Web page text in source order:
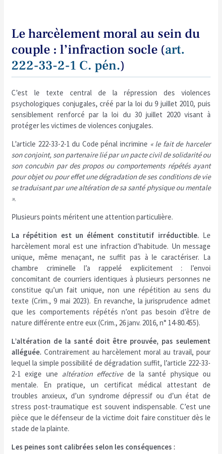
Le harcèlement moral au sein du
couple : l’infraction socle (art.
222-33-2-1 C. pén.)
C’est le texte central de la répression des violences
psychologiques conjugales, créé par la loi du 9 juillet 2010, puis
sensiblement renforcé par la loi du 30 juillet 2020 visant à
protéger les victimes de violences conjugales.
L’article 222-33-2-1 du Code pénal incrimine « le fait de harceler
son conjoint, son partenaire lié par un pacte civil de solidarité ou
son concubin par des propos ou comportements répétés ayant
pour objet ou pour effet une dégradation de ses conditions de vie
se traduisant par une altération de sa santé physique ou mentale
».
Plusieurs points méritent une attention particulière.
La répétition est un élément constitutif irréductible. Le
harcèlement moral est une infraction d’habitude. Un message
unique, même menaçant, ne suffit pas à le caractériser. La
chambre criminelle l’a rappelé explicitement : l’envoi
concomitant de courriers identiques à plusieurs personnes ne
constitue qu’un fait unique, non une répétition au sens du
texte (Crim., 9 mai 2023). En revanche, la jurisprudence admet
que les comportements répétés n’ont pas besoin d’être de
nature différente entre eux (Crim., 26 janv. 2016, n° 14-80.455).
L’altération de la santé doit être prouvée, pas seulement
alléguée. Contrairement au harcèlement moral au travail, pour
lequel la simple possibilité de dégradation suffit, l’article 222-33-
2-1 exige une altération effectivede la santé physique ou
mentale. En pratique, un certificat médical attestant de
troubles anxieux, d’un syndrome dépressif ou d’un état de
stress post-traumatique est souvent indispensable. C’est une
pièce que le défenseur de la victime doit faire constituer dès le
stade de la plainte.
Les peines sont calibrées selon les conséquences :